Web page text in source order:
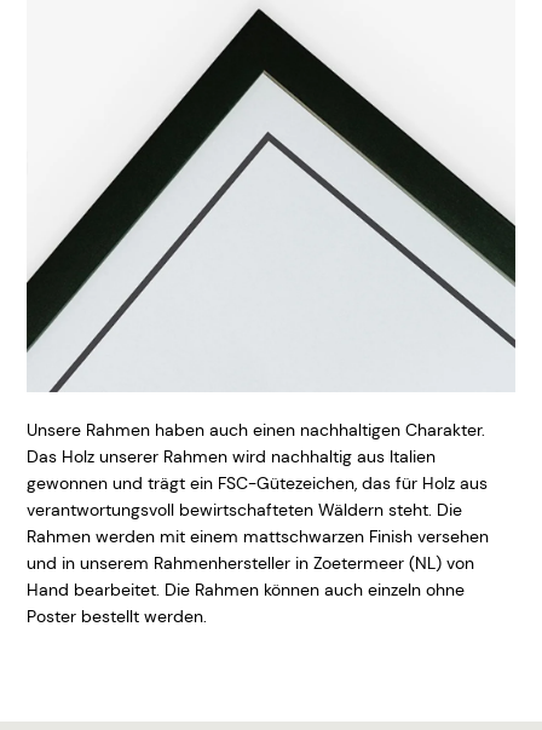
Unsere Rahmen haben auch einen nachhaltigen Charakter.
Das Holz unserer Rahmen wird nachhaltig aus Italien
gewonnen und trägt ein FSC-Gütezeichen, das für Holz aus
verantwortungsvoll bewirtschafteten Wäldern steht. Die
Rahmen werden mit einem mattschwarzen Finish versehen
und in unserem Rahmenhersteller in Zoetermeer (NL) von
Hand bearbeitet. Die Rahmen können auch einzeln ohne
Poster bestellt werden.